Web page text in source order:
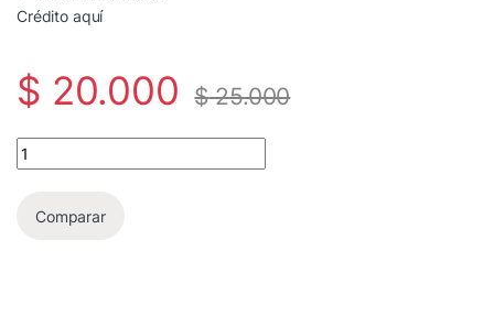
Crédito aquí
$ 20.000 $25.000
🖱️ Mouse Alámbrico Genius DX-120 | Óptico USB | 1000 DPI |
Comparar